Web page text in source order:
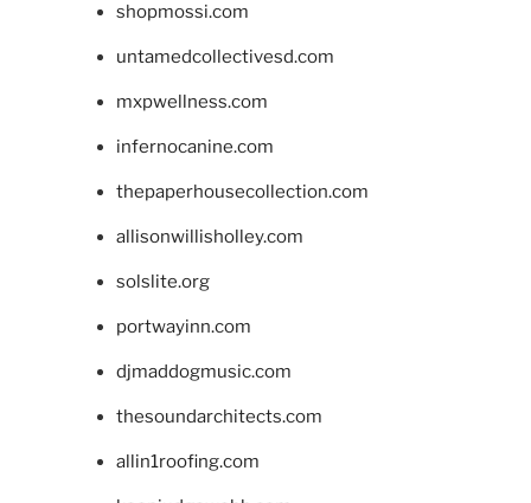
shopmossi.com
untamedcollectivesd.com
mxpwellness.com
infernocanine.com
thepaperhousecollection.com
allisonwillisholley.com
solslite.org
portwayinn.com
djmaddogmusic.com
thesoundarchitects.com
allin1roofing.com